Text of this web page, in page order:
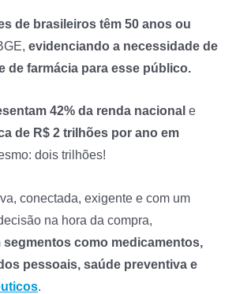
de brasileiros têm 50 anos ou
evidenciando a necessidade de
de farmácia para esse público.
42% da renda nacional e
de R$ 2 trilhões por ano em
dois trilhões!
conectada, exigente e com um
na hora da compra,
segmentos como medicamentos,
pessoais, saúde preventiva e
.